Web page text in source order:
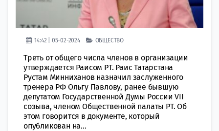
14:42 | 05-02-2024 ОБЩЕСТВО
Треть от общего числа членов в организации
утверждается Раисом РТ. Раис Татарстана
Рустам Минниханов назначил заслуженного
тренера РФ Ольгу Павлову, ранее бывшую
депутатом Государственной Думы России VII
созыва, членом Общественной палаты РТ. Об
этом говорится в документе, который
опубликован на...